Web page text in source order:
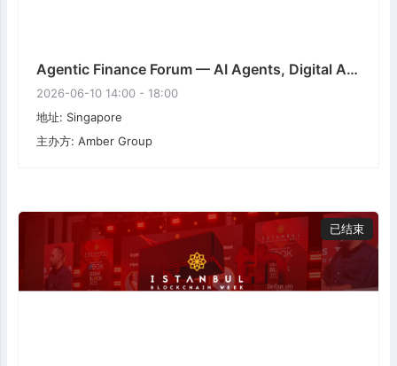
Agentic Finance Forum — AI Agents, Digital Assets & the Future of Financial Infrastructure | Amber Group
2026-06-10 14:00 - 18:00
地址: Singapore
主办方: Amber Group
已结束